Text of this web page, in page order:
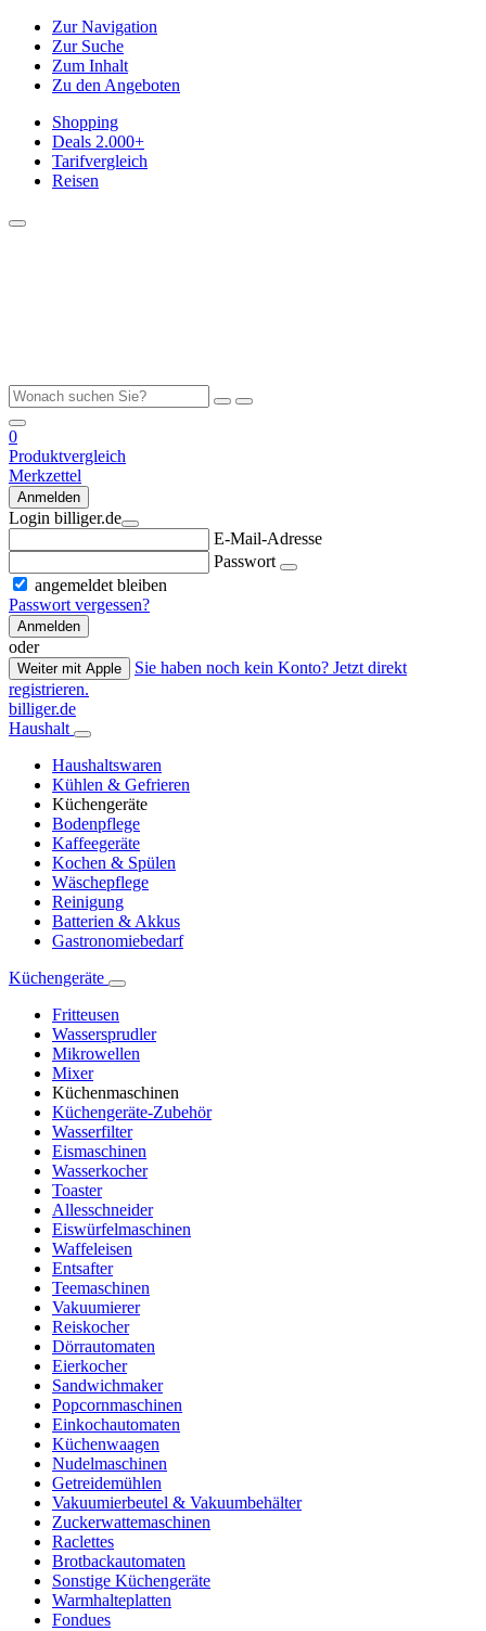
Zur Navigation
Zur Suche
Zum Inhalt
Zu den Angeboten
Shopping
Deals 2.000+
Tarifvergleich
Reisen
0
Produktvergleich
Merkzettel
Anmelden
Login billiger.de
E-Mail-Adresse
Passwort
angemeldet bleiben
Passwort vergessen?
Anmelden
oder
Weiter mit Apple
Sie haben noch kein Konto? Jetzt direkt
registrieren.
billiger.de
Haushalt
Haushaltswaren
Kühlen & Gefrieren
Küchengeräte
Bodenpflege
Kaffeegeräte
Kochen & Spülen
Wäschepflege
Reinigung
Batterien & Akkus
Gastronomiebedarf
Küchengeräte
Fritteusen
Wassersprudler
Mikrowellen
Mixer
Küchenmaschinen
Küchengeräte-Zubehör
Wasserfilter
Eismaschinen
Wasserkocher
Toaster
Allesschneider
Eiswürfelmaschinen
Waffeleisen
Entsafter
Teemaschinen
Vakuumierer
Reiskocher
Dörrautomaten
Eierkocher
Sandwichmaker
Popcornmaschinen
Einkochautomaten
Küchenwaagen
Nudelmaschinen
Getreidemühlen
Vakuumierbeutel & Vakuumbehälter
Zuckerwattemaschinen
Raclettes
Brotbackautomaten
Sonstige Küchengeräte
Warmhalteplatten
Fondues